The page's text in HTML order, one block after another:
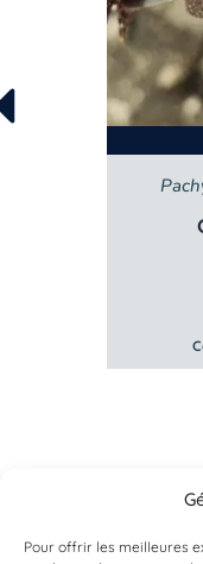
Pour offrir les meilleures